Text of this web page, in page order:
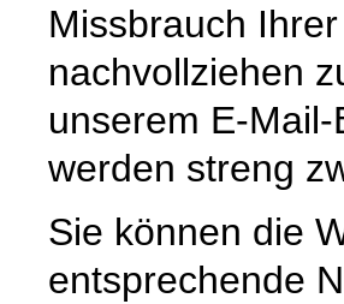
Missbrauch
nachvollziehen
unserem E-
werden streng
Sie können die
entsprechende